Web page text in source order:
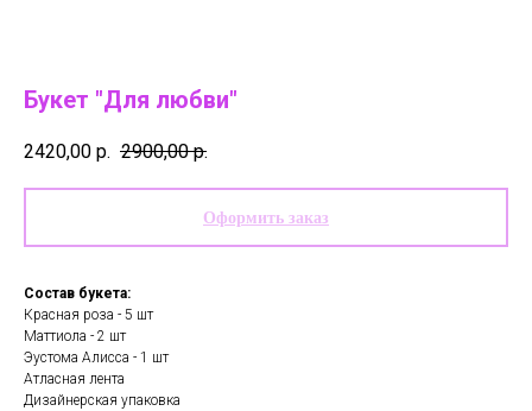
Букет "Для любви"
2420,00 р. 2900,00 р.
Оформить заказ
Состав букета:
Красная роза - 5 шт
Маттиола - 2 шт
Эустома Алисса - 1 шт
Атласная лента
Дизайнерская упаковка